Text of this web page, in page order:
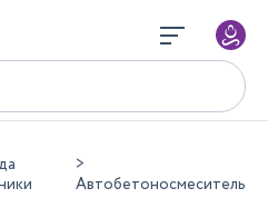
Автобетоносмеситель